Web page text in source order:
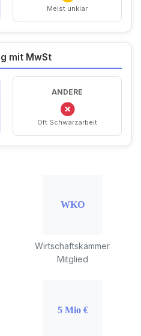
Meist unklar
mit MwSt
ANDERE
Oft Schwarzarbeit
Wirtschaftskammer
Mitglied